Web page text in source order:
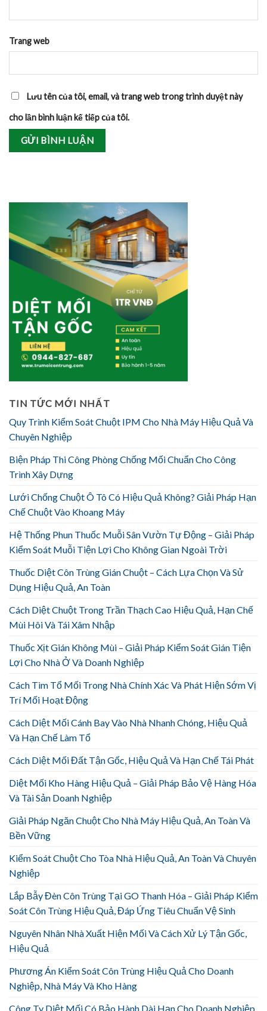
Trang web
Lưu tên của tôi, email, và trang web trong trình duyệt này
cho lần bình luận kế tiếp của tôi.
TIN TỨC MỚI NHẤT
Quy Trình Kiểm Soát Chuột IPM Cho Nhà Máy Hiệu Quả Và
Chuyên Nghiệp
Biện Pháp Thi Công Phòng Chống Mối Chuẩn Cho Công
Trình Xây Dựng
Lưới Chống Chuột Ô Tô Có Hiệu Quả Không? Giải Pháp Hạn
Chế Chuột Vào Khoang Máy
Hệ Thống Phun Thuốc Muỗi Sân Vườn Tự Động – Giải Pháp
Kiểm Soát Muỗi Tiện Lợi Cho Không Gian Ngoài Trời
Thuốc Diệt Côn Trùng Gián Chuột – Cách Lựa Chọn Và Sử
Dụng Hiệu Quả, An Toàn
Cách Diệt Chuột Trong Trần Thạch Cao Hiệu Quả, Hạn Chế
Mùi Hôi Và Tái Xâm Nhập
Thuốc Xịt Gián Không Mùi – Giải Pháp Kiểm Soát Gián Tiện
Lợi Cho Nhà Ở Và Doanh Nghiệp
Cách Tìm Tổ Mối Trong Nhà Chính Xác Và Phát Hiện Sớm Vị
Trí Mối Hoạt Động
Cách Diệt Mối Cánh Bay Vào Nhà Nhanh Chóng, Hiệu Quả
Và Hạn Chế Làm Tổ
Cách Diệt Mối Đất Tận Gốc, Hiệu Quả Và Hạn Chế Tái Phát
Diệt Mối Kho Hàng Hiệu Quả – Giải Pháp Bảo Vệ Hàng Hóa
Và Tài Sản Doanh Nghiệp
Giải Pháp Ngăn Chuột Cho Nhà Máy Hiệu Quả, An Toàn Và
Bền Vững
Kiểm Soát Chuột Cho Tòa Nhà Hiệu Quả, An Toàn Và Chuyên
Nghiệp
Lắp Bẫy Đèn Côn Trùng Tại GO Thanh Hóa – Giải Pháp Kiểm
Soát Côn Trùng Hiệu Quả, Đáp Ứng Tiêu Chuẩn Vệ Sinh
Nguyên Nhân Nhà Xuất Hiện Mối Và Cách Xử Lý Tận Gốc,
Hiệu Quả
Phương Án Kiểm Soát Côn Trùng Hiệu Quả Cho Doanh
Nghiệp, Nhà Máy Và Kho Hàng
Công Ty Diệt Mối Có Bảo Hành Dài Hạn Cho Doanh Nghiệp